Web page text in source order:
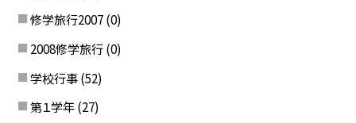
修学旅行2007 (0)
2008修学旅行 (0)
学校行事 (52)
第１学年 (27)